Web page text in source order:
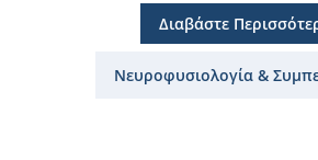
Διαβάστε
Νευροφυσιολογία &